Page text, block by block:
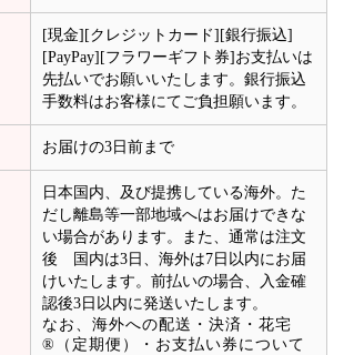
[現金][クレジットカード][銀行振込]
[PayPay][フラワーギフト券]お支払いは
先払いでお願いいたします。銀行振込
手数料はお客様にてご負担願います。
お届けの3日前まで
日本国内、及び提携している海外。た
だし離島等一部地域へはお届けできな
い場合があります。また、通常は注文
後 国内は3日、海外は7日以内にお届
けいたします。前払いの場合、入金確
認後3日以内に発送いたします。
なお、海外への配送・決済・花宅
®（定期便）・お支払い券について